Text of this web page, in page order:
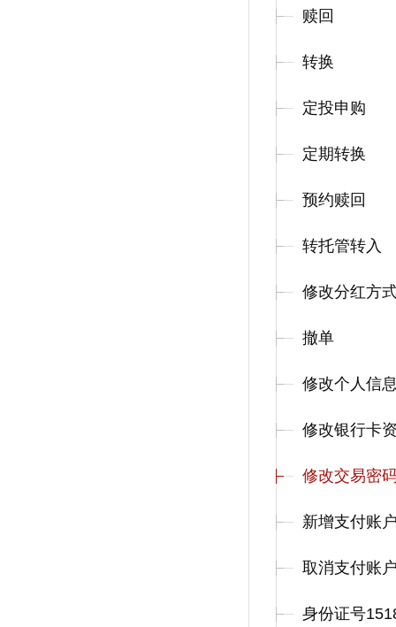
赎回
转换
定投申购
定期转换
预约赎回
转托管转入
修改分红方
撤单
修改个人信
修改银行卡
修改交易密
新增支付账
取消支付账
身份证号